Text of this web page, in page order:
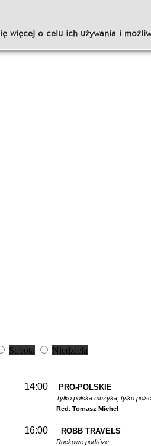
Sobota Niedziela
14:00 PRO-POLSKIE
Tylko polska muzyka, tylko
Red. Tomasz Michel
16:00 ROBB TRAVELS
Rockowe podróże
więcej o celu ich używania i